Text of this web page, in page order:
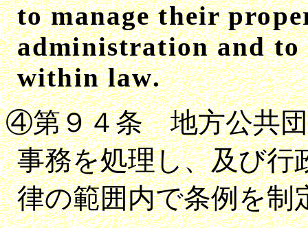
to manage their
administration and to
within law.
④第９４条 地方公共団
事務を処理し、及び行
律の範囲内で条例を